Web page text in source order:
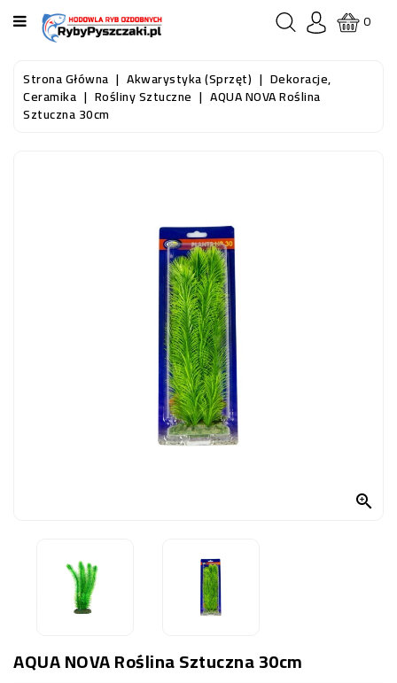
KATEGORIA
STRONA
GŁÓWNA
0
Strona Główna Akwarystyka (sprzęt) Dekoracje,
Ceramika Rośliny Sztuczne AQUA NOVA Roślina
Sztuczna 30cm

AQUA NOVA Roślina Sztuczna 30cm